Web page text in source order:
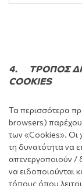
4. TΡΟΠΟΣ
COOKIES
Τα περισσότερα
browsers)
των «Cookies». Οι
τη δυνατότητα να
απενεργοποιούν /
να ειδοποιούνται
τόπους όπου